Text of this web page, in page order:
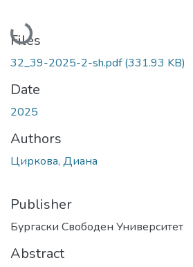
Loading...
Files
32_39-2025-2-sh.pdf(331.93 KB)
Date
2025
Authors
Циркова, Диана
Publisher
Бургаски Свободен Университет
Abstract